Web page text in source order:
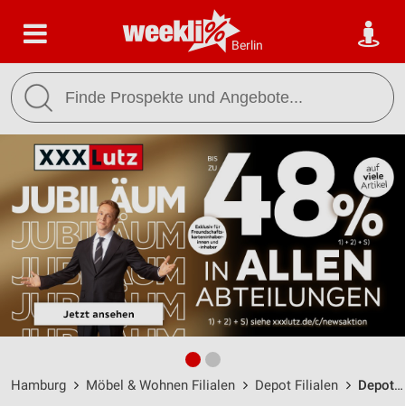
Berlin
Hamburg Möbel & Wohnen Filialen Depot Filialen Depot Hamburg / Quarree 8-10 - Öffnungszeiten & Adresse